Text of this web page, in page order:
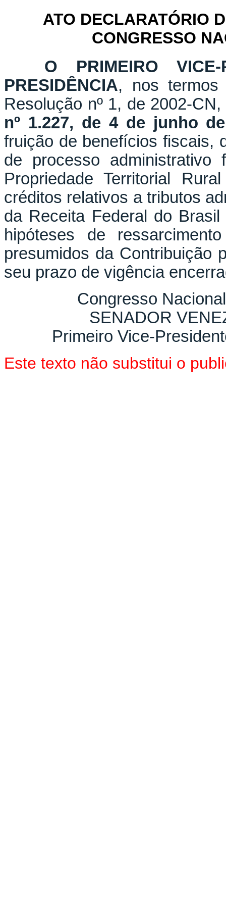
ATO DECLARATÓRIO
CONGRESSO
O PRIMEIRO VICE-
PRESIDÊNCIA, nos
Resolução nº 1, de 2002-
nº 1.227, de 4 de junho
fruição de benefícios fiscais,
de processo
Propriedade Territorial
créditos relativos a tributos
da Receita Federal do
hipóteses de
presumidos da Contribuição
seu prazo de vigência
Congresso
SENADOR
Primeiro Vice-
Este texto não substitui o